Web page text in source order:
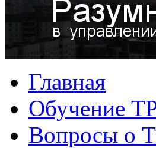
Главная
Обучение
Вопросы о